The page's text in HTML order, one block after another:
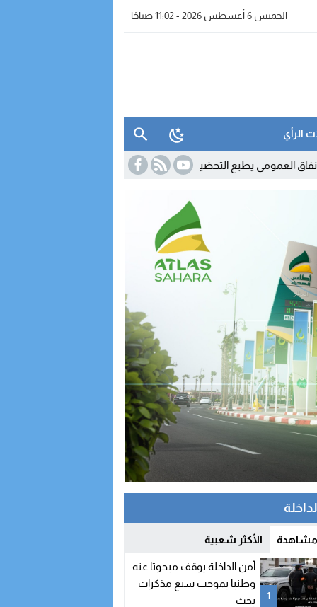
الخميس 6 أغسطس 2026 - 11:02 صباحًا
الرأي
الأولى لمالية 2027 11:42 الدرك الملكي يفكك شبكة رقمية
مشاهدة الأكثر شعبية
1
أمن الداخلة يوقف مبحوثا عنه
وطنيا بموجب سبع مذكرات
بحث